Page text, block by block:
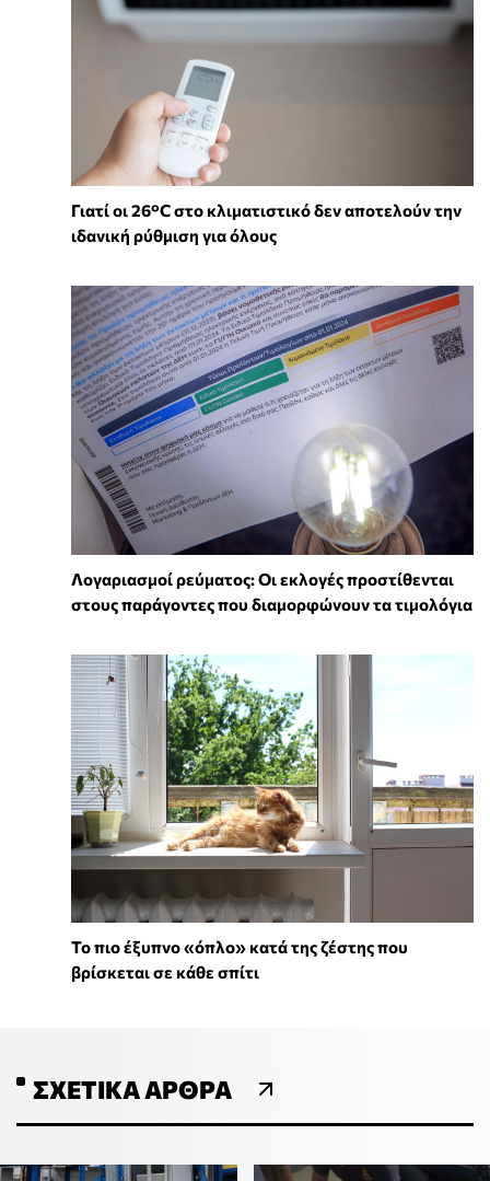
Γιατί οι 26°C στο κλιματιστικό δεν αποτελούν την
ιδανική ρύθμιση για όλους
Λογαριασμοί ρεύματος: Οι εκλογές προστίθενται
στους παράγοντες που διαμορφώνουν τα τιμολόγια
To πιο έξυπνο «όπλο» κατά της ζέστης που
βρίσκεται σε κάθε σπίτι
ΣΧΕΤΙΚΆ ΆΡΘΡΑ